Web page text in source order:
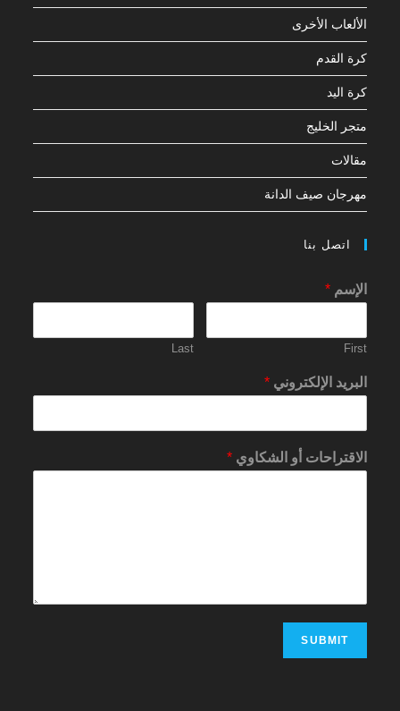
الألعاب الأخرى
كرة القدم
كرة اليد
متجر الخليج
مقالات
مهرجان صيف الدانة
اتصل بنا
الإسم*
First
Last
البريد الإلكتروني*
الاقتراحات أو الشكاوي*
SUBMIT